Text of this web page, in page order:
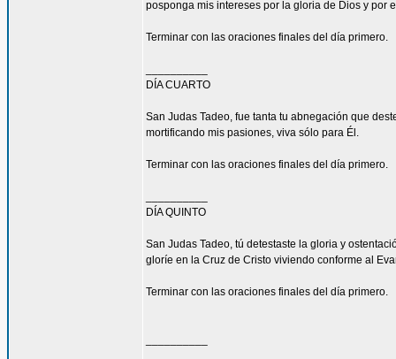
posponga mis intereses por la gloria de Dios y por
Terminar con las oraciones finales del día primero.
DÍA CUARTO
San Judas Tadeo, fue tanta tu abnegación que
mortificando mis pasiones, viva sólo para Él.
Terminar con las oraciones finales del día primero.
DÍA QUINTO
San Judas Tadeo, tú detestaste la gloria y
gloríe en la Cruz de Cristo viviendo conforme al
Terminar con las oraciones finales del día primero.